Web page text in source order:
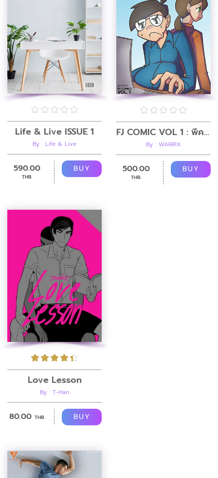
Life & Live ISSUE 1
By : Life & Live
590.00
THB.
BUY
FJ COMIC VOL 1 : พี่ครับ ผมอยากลดพุง
By : WARRIX
500.00
THB.
BUY
Love Lesson
By : T-Han
80.00 THB. BUY